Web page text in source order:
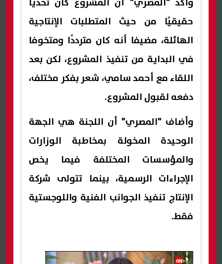
حقيقيًا من حيث المتطلبات الإنتاجية
الهائلة، مضيفا أنه كان مترددًا ومتخوفا
في البداية من تنفيذ المشروع، لكن بعد
اللقاء مع أحمد سامي، شعر بفكر مختلف،
دفعه لقبول المشروع.
وأضاف "المصري" أن اللجنة هي الجهة
الوحيدة المخولة بمخاطبة الوزارات
والمؤسسات المختلفة فيما يخص
الإجراءات الرسمية، بينما تتولى شركة
الإنتاج تنفيذ الجوانب الفنية واللوجستية
فقط.